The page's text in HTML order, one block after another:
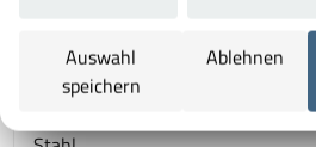
Farbe Türen/Schubladen:
RAL 1018 Zinkgelb
Auswahl
speichern
Ablehnen